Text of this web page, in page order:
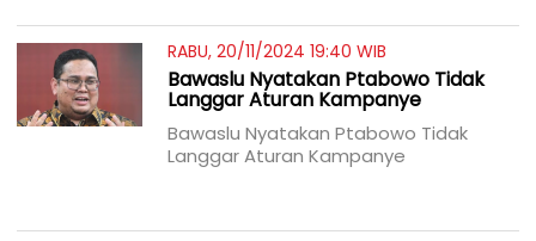
RABU, 20/11/2024 19:40 WIB
Bawaslu Nyatakan Ptabowo Tidak
Langgar Aturan Kampanye
Bawaslu Nyatakan Ptabowo Tidak
Langgar Aturan Kampanye